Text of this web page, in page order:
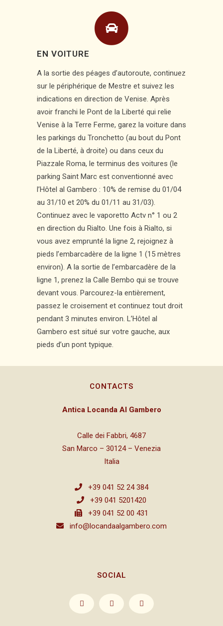
EN VOITURE
A la sortie des péages d’autoroute, continuez
sur le périphérique de Mestre et suivez les
indications en direction de Venise. Après
avoir franchi le Pont de la Liberté qui relie
Venise à la Terre Ferme, garez la voiture dans
les parkings du Tronchetto (au bout du Pont
de la Liberté, à droite) ou dans ceux du
Piazzale Roma, le terminus des voitures (le
parking Saint Marc est conventionné avec
l’Hôtel al Gambero : 10% de remise du 01/04
au 31/10 et 20% du 01/11 au 31/03).
Continuez avec le vaporetto Actv n° 1 ou 2
en direction du Rialto. Une fois à Rialto, si
vous avez emprunté la ligne 2, rejoignez à
pieds l’embarcadère de la ligne 1 (15 mètres
environ). A la sortie de l’embarcadère de la
ligne 1, prenez la Calle Bembo qui se trouve
devant vous. Parcourez-la entièrement,
passez le croisement et continuez tout droit
pendant 3 minutes environ. L’Hôtel al
Gambero est situé sur votre gauche, aux
pieds d’un pont typique.
CONTACTS
Antica Locanda Al Gambero
Calle dei Fabbri, 4687
San Marco – 30124 – Venezia
Italia
+39 041 52 24 384
+39 041 5201420
+39 041 52 00 431
info@locandaalgambero.com
SOCIAL